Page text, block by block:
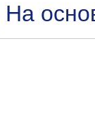
На